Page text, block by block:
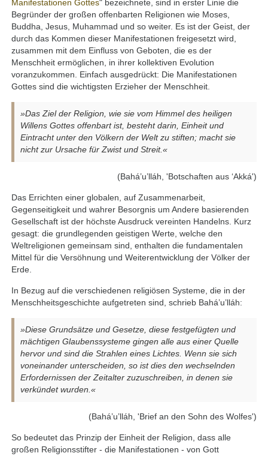
Manifestationen Gottes" bezeichnete, sind in erster Linie die
Begründer der großen offenbarten Religionen wie Moses,
Buddha, Jesus, Muhammad und so weiter. Es ist der Geist, der
durch das Kommen dieser Manifestationen freigesetzt wird,
zusammen mit dem Einfluss von Geboten, die es der
Menschheit ermöglichen, in ihrer kollektiven Evolution
voranzukommen. Einfach ausgedrückt: Die Manifestationen
Gottes sind die wichtigsten Erzieher der Menschheit.
»Das Ziel der Religion, wie sie vom Himmel des heiligen
Willens Gottes offenbart ist, besteht darin, Einheit und
Eintracht unter den Völkern der Welt zu stiften; macht sie
nicht zur Ursache für Zwist und Streit.«
(Bahá’u’lláh, 'Botschaften aus ‘Akká')
Das Errichten einer globalen, auf Zusammenarbeit,
Gegenseitigkeit und wahrer Besorgnis um Andere basierenden
Gesellschaft ist der höchste Ausdruck vereinten Handelns. Kurz
gesagt: die grundlegenden geistigen Werte, welche den
Weltreligionen gemeinsam sind, enthalten die fundamentalen
Mittel für die Versöhnung und Weiterentwicklung der Völker der
Erde.
In Bezug auf die verschiedenen religiösen Systeme, die in der
Menschheitsgeschichte aufgetreten sind, schrieb Bahá’u’lláh:
»Diese Grundsätze und Gesetze, diese festgefügten und
mächtigen Glaubenssysteme gingen alle aus einer Quelle
hervor und sind die Strahlen eines Lichtes. Wenn sie sich
voneinander unterscheiden, so ist dies den wechselnden
Erfordernissen der Zeitalter zuzuschreiben, in denen sie
verkündet wurden.«
(Bahá’u’lláh, 'Brief an den Sohn des Wolfes')
So bedeutet das Prinzip der Einheit der Religion, dass alle
großen Religionsstifter - die Manifestationen - von Gott